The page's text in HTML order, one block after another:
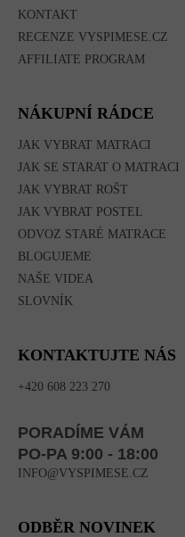
KONTAKT
RECENZE VYSPIMESE.CZ
AFFILIATE PROGRAM
NÁKUPNÍ RÁDCE
JAK VYBRAT MATRACI
JAK SE STARAT O MATRACI
JAK VYBRAT ROŠT
JAK VYBRAT POSTEL
ODVOZ STARÉ MATRACE
BLOGUJEME
NAŠE VIDEA
SLOVNÍK
KONTAKTUJTE NÁS
+420 608 223 270
PORADÍME VÁM
PO-PA 9:00 - 18:00
INFO@VYSPIMESE.CZ
ODBĚR NOVINEK